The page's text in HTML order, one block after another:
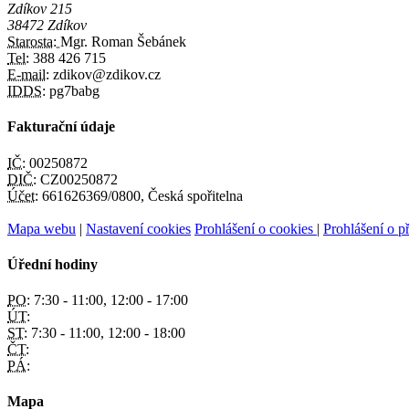
Zdíkov 215
38472 Zdíkov
Starosta: Mgr. Roman Šebánek
Tel: 388 426 715
E-mail: zdikov@zdikov.cz
IDDS: pg7babg
Fakturační údaje
IČ: 00250872
DIČ: CZ00250872
Účet: 661626369/0800, Česká spořitelna
Mapa webu | Nastavení cookies Prohlášení o cookies | Prohlášení o
Úřední hodiny
PO: 7:30 - 11:00, 12:00 - 17:00
ÚT:
ST: 7:30 - 11:00, 12:00 - 18:00
ČT:
PÁ:
Mapa